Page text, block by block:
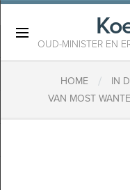
OUD-MINISTER EN
HOME / IN
VAN MOST